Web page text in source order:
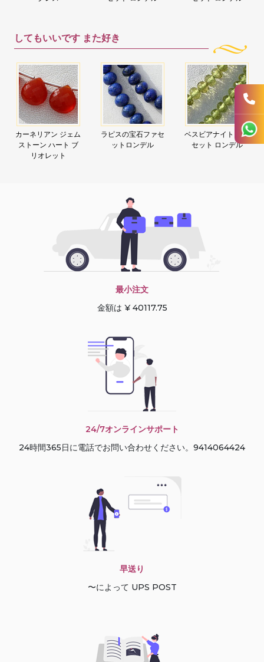
してもいいです また好き
カーネリアン ジェム
ストーン ハート ブ
リオレット
ラピスの宝石ファセ
ットロンデル
ベスビアナイト ファ
セット ロンデル
最小注文
金額は ¥ 40117.75
24/7オンラインサポート
24時間365日に電話でお問い合わせください。9414064424
早送り
〜によって UPS POST